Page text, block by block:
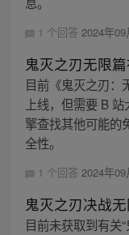
1 个回答 2024年
鬼灭之刃无限
目前《鬼灭之刃：
上线，但需要 B
擎查找其他可能的
全性。
1 个回答 2024年
鬼灭之刃决战
目前未获取到有关